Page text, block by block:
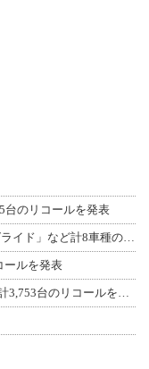
台のリコールを発表
【ハーレー】「スポーツスターS」「ロードグライド」など計8車種のリコールを発表
ールを発表
【トライアンフ】ボンネビル T100 など6車種計3,753台のリコールを発表